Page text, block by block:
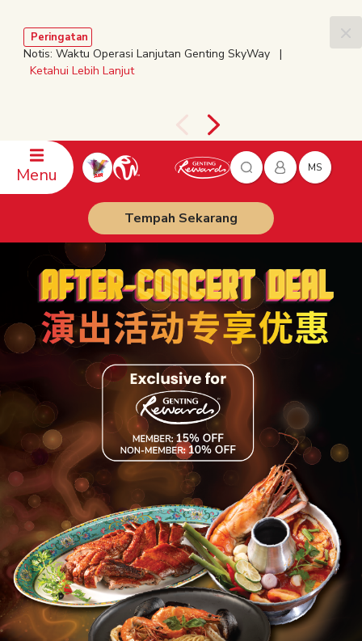
Peringatan
Notis: Waktu Operasi Lanjutan Genting SkyWay |
Ketahui Lebih Lanjut
Menu MS
Tempah Sekarang